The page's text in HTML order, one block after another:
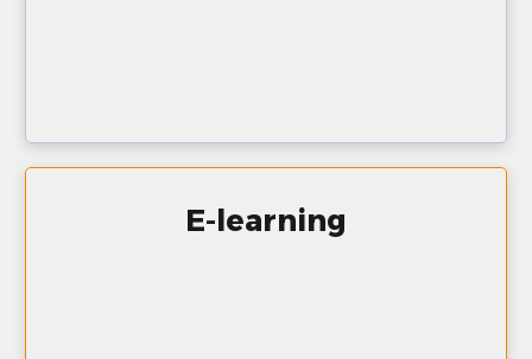
E-learning